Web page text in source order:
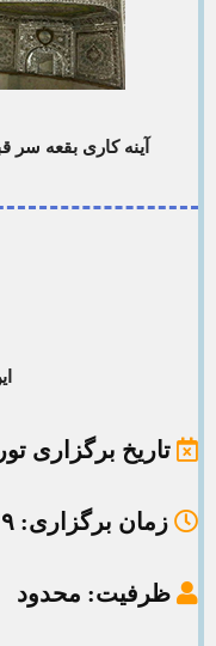
آینه کاری بقعه سر
تاریخ برگزاری تور
زمان برگزاری: ۹ صبح الی ۱۳:۳۰
ظرفیت: محدود